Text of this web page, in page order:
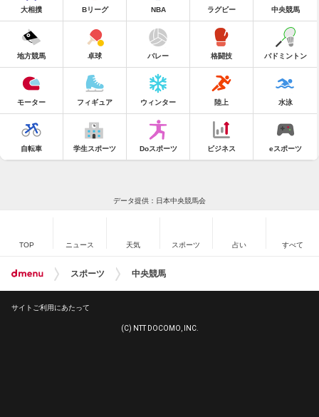
大相撲 Bリーグ NBA ラグビー 中央競馬
地方競馬 卓球 バレー 格闘技 バドミントン
モーター フィギュア ウィンター 陸上 水泳
自転車 学生スポーツ Doスポーツ ビジネス eスポーツ
データ提供：日本中央競馬会
TOP ニュース 天気 スポーツ 占い すべて
スポーツ 中央競馬
サイトご利用にあたって
(C) NTT DOCOMO, INC.